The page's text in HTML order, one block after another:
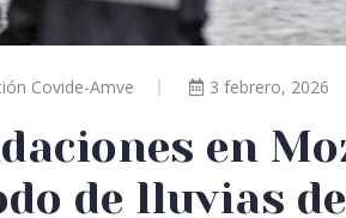
Covide-Amve 3 febrero, 2026
en
de lluvias